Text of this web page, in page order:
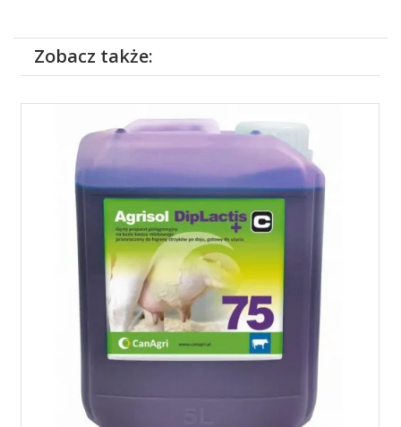
Zobacz także: